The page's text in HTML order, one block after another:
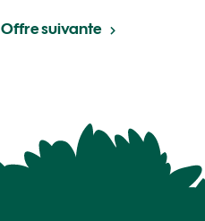
Offre suivante